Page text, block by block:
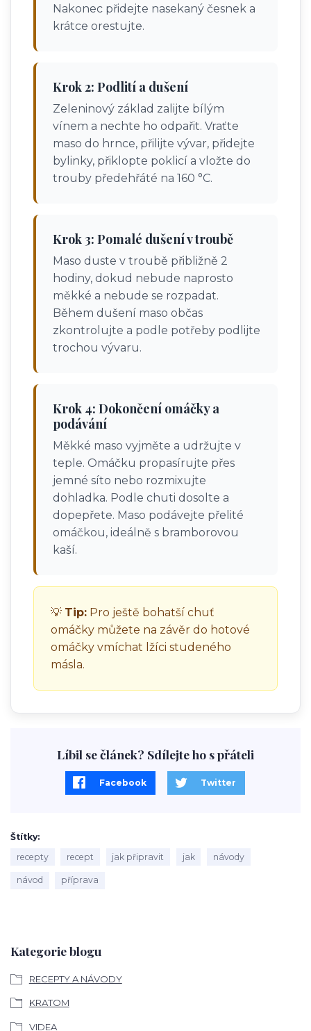
Kategorie blogu
RECEPTY A NÁVODY
KRATOM
VIDEA
Nakonec přidejte nasekaný česnek a
krátce orestujte.
Krok 2: Podlití a dušení
Zeleninový základ zalijte bílým
vínem a nechte ho odpařit. Vraťte
maso do hrnce, přilijte vývar, přidejte
bylinky, přiklopte poklicí a vložte do
trouby předehřáté na 160 °C.
Krok 3: Pomalé dušení v troubě
Maso duste v troubě přibližně 2
hodiny, dokud nebude naprosto
měkké a nebude se rozpadat.
Během dušení maso občas
zkontrolujte a podle potřeby podlijte
trochou vývaru.
Krok 4: Dokončení omáčky a
podávání
Měkké maso vyjměte a udržujte v
teple. Omáčku propasírujte přes
jemné síto nebo rozmixujte
dohladka. Podle chuti dosolte a
dopepřete. Maso podávejte přelité
omáčkou, ideálně s bramborovou
kaší.
💡 Tip: Pro ještě bohatší chuť
omáčky můžete na závěr do hotové
omáčky vmíchat lžíci studeného
másla.
Líbil se článek? Sdílejte ho s přáteli
Facebook Twitter
Štítky
recepty
recept jak připravit jak návody
návod příprava